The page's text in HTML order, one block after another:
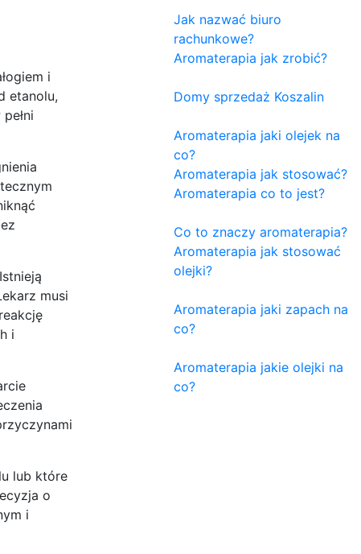
i
etanolu,
musi
i
lub które
o
i
Jak nazwać biuro
rachunkowe?
Aromaterapia jak zrobić?
Domy sprzedaż Koszalin
Aromaterapia jaki olejek na
co?
Aromaterapia jak stosować?
Aromaterapia co to jest?
Co to znaczy aromaterapia?
Aromaterapia jak stosować
olejki?
Aromaterapia jaki zapach na
co?
Aromaterapia jakie olejki na
co?